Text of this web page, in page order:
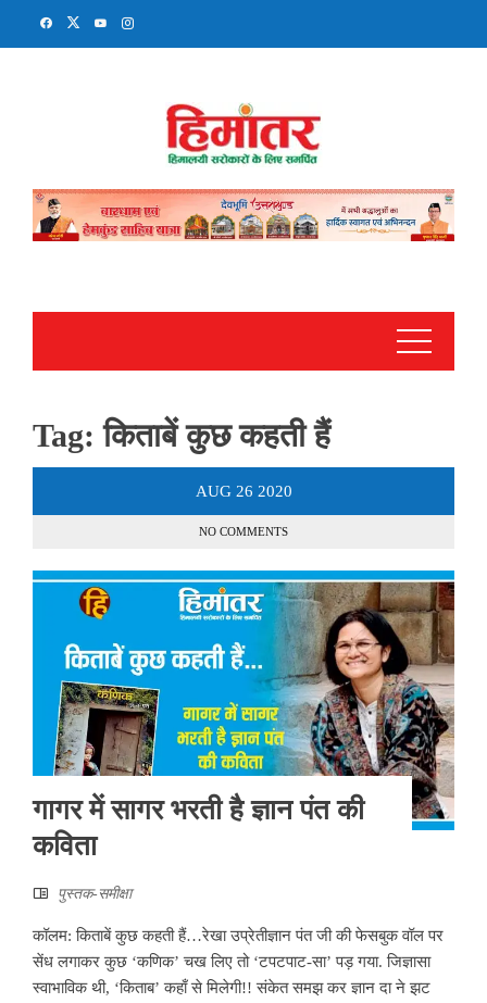
Tag:किताबें कुछ कहती हैं
AUG 26 2020
NO COMMENTS
गागर में सागर भरती है ज्ञान पंत की
कविता
पुस्तक-समीक्षा
कॉलम: किताबें कुछ कहती हैं…रेखा उप्रेतीज्ञान पंत जी की फेसबुक वॉल पर
सेंध लगाकर कुछ ‘कणिक’ चख लिए तो ‘टपटपाट-सा’ पड़ गया. जिज्ञासा
स्वाभाविक थी, ‘किताब’ कहाँ से मिलेगी!! संकेत समझ कर ज्ञान दा ने झट